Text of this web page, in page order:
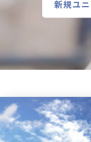
新規ユ